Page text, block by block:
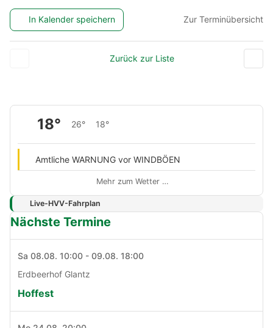
In Kalender speichern Zur Terminübersicht
Zurück zur Liste
18° 26° 18°
Amtliche WARNUNG vor WINDBÖEN
Mehr zum Wetter …
Live-HVV-Fahrplan
Nächste Termine
Sa 08.08. 10:00 - 09.08. 18:00
Erdbeerhof Glantz
Hoffest